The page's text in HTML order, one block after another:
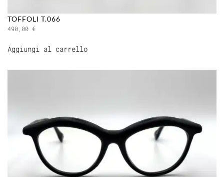
TOFFOLI T.066
490,00 €
Aggiungi al carrello